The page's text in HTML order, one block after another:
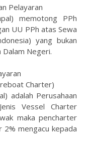
Pelayaran
memotong PPh
UU PPh atas Sewa
yang bukan
Dalam Negeri.
Charter)
adalah Perusahaan
Vessel Charter
maka pencharter
mengacu kepada